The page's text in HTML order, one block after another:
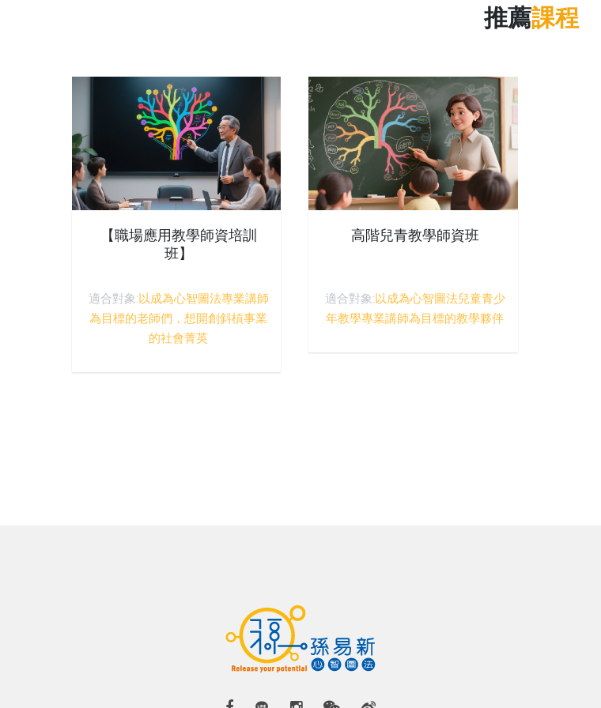
推薦課程
【職場應用教學師資培訓
班】
適合對象:以成為心智圖法專業講師
為目標的老師們，想開創斜槓事業
的社會菁英
高階兒青教學師資班
適合對象:以成為心智圖法兒童青少
年教學專業講師為目標的教學夥伴